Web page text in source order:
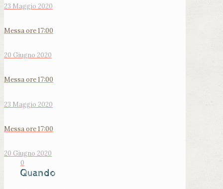
23 Maggio 2020
Messa ore 17:00
20 Giugno 2020
Messa ore 17:00
23 Maggio 2020
Messa ore 17:00
20 Giugno 2020
0
Quando